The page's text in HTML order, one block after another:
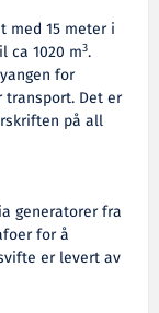
med 15 meter i
ca 1020 m3.
for
Det er
på all
generatorer fra
for å
er levert av